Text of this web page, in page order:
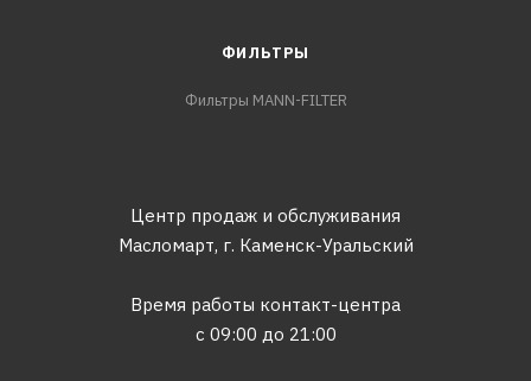
ФИЛЬТРЫ
Фильтры MANN-FILTER
Центр продаж и обслуживания
Масломарт, г. Каменск-Уральский
Время работы контакт-центра
с 09:00 до 21:00